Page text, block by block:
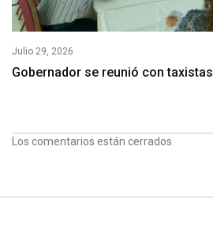
Julio 29, 2026
Gobernador se reunió con taxistas
Los comentarios están cerrados.